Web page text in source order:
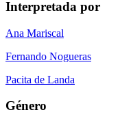
Interpretada por
Ana Mariscal
Fernando Nogueras
Pacita de Landa
Género